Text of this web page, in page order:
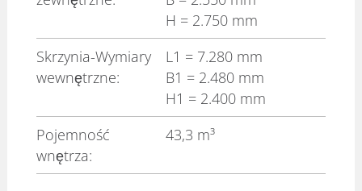
H = 2.750 mm
Skrzynia-Wymiary
wewnętrzne:
L1 = 7.280 mm
B1 = 2.480 mm
H1 = 2.400 mm
Pojemność
wnętrza:
43,3 m³